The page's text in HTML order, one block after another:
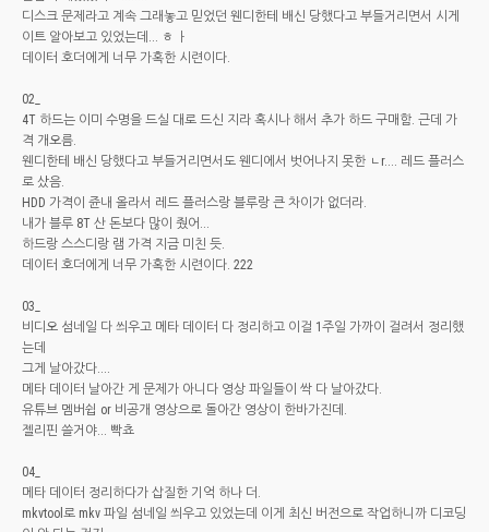
디스크 문제라고 계속 그래놓고 믿었던 웬디한테 배신 당했다고 부들거리면서 시게
이트 알아보고 있었는데... ㅎ ㅏ
데이터 호더에게 너무 가혹한 시련이다.
02_
4T 하드는 이미 수명을 드실 대로 드신 지라 혹시나 해서 추가 하드 구매함. 근데 가
격 개오름.
웬디한테 배신 당했다고 부들거리면서도 웬디에서 벗어나지 못한 ㄴr.... 레드 플러스
로 샀음.
HDD 가격이 쥰내 올라서 레드 플러스랑 블루랑 큰 차이가 없더라.
내가 블루 8T 산 돈보다 많이 줬어...
하드랑 스스디랑 램 가격 지금 미친 듯.
데이터 호더에게 너무 가혹한 시련이다. 222
03_
비디오 섬네일 다 씌우고 메타 데이터 다 정리하고 이걸 1주일 가까이 걸려서 정리했
는데
그게 날아갔다....
메타 데이터 날아간 게 문제가 아니다 영상 파일들이 싹 다 날아갔다.
유튜브 멤버쉽 or 비공개 영상으로 돌아간 영상이 한바가진데.
젤리핀 쓸거야... 빡쵸
04_
메타 데이터 정리하다가 삽질한 기억 하나 더.
mkvtool로 mkv 파일 섬네일 씌우고 있었는데 이게 최신 버전으로 작업하니까 디코딩